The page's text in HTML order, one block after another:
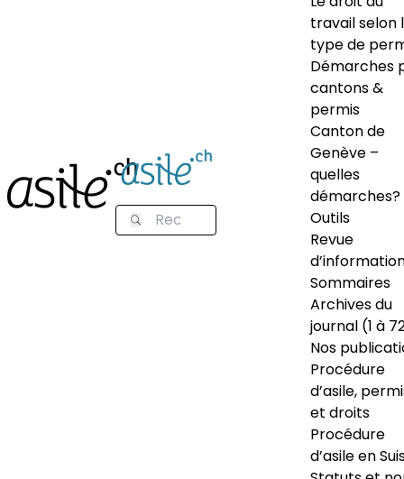
travail selon
type de
Démarches
cantons &
permis
Canton de
Genève –
quelles
démarches?
Outils
Revue
Sommaires
Archives du
journal (1 à
Nos
Procédure
d’asile,
et droits
Procédure
d’asile en